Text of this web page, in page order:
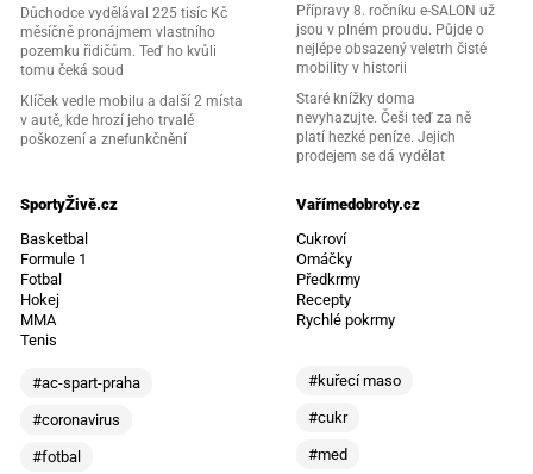
Důchodce vydělával 225 tisíc Kč
měsíčně pronájmem vlastního
pozemku řidičům. Teď ho kvůli
tomu čeká soud
Klíček vedle mobilu a další 2 místa
v autě, kde hrozí jeho trvalé
poškození a znefunkčnění
Přípravy 8. ročníku e-SALON už
jsou v plném proudu. Půjde o
nejlépe obsazený veletrh čisté
mobility v historii
Staré knížky doma
nevyhazujte. Češi teď za ně
platí hezké peníze. Jejich
prodejem se dá vydělat
SportyŽivě.cz
Basketbal
Formule 1
Fotbal
Hokej
MMA
Tenis
#ac-spart-praha
#coronavirus
#fotbal
Vařímedobroty.cz
Cukroví
Omáčky
Předkrmy
Recepty
Rychlé pokrmy
#kuřecí maso
#cukr
#med